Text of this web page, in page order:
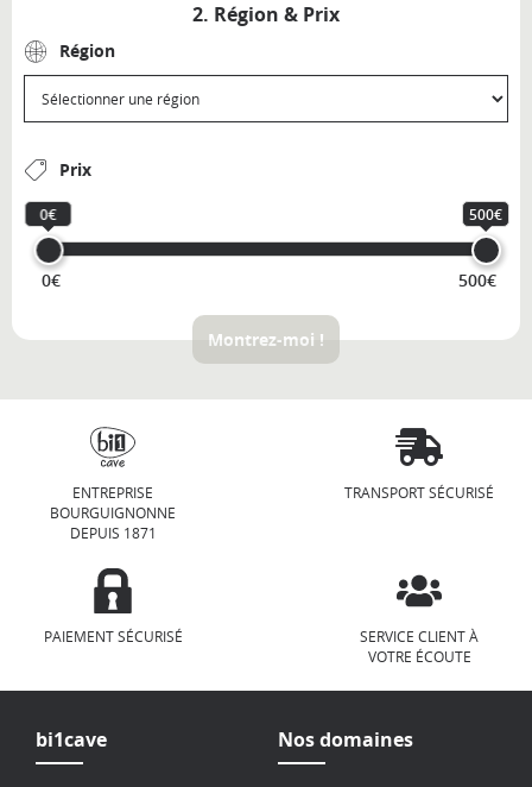
2. Région & Prix
Région
Prix
0€ 500€
0€ 500€
Montrez-moi !
ENTREPRISE
BOURGUIGNONNE
DEPUIS 1871
TRANSPORT SÉCURISÉ
PAIEMENT SÉCURISÉ
SERVICE CLIENT À
VOTRE ÉCOUTE
bi1cave Nos domaines